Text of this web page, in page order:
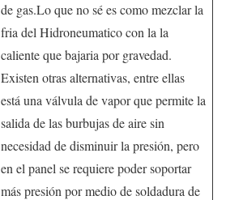
de gas.Lo que no sé es como mezclar la
fria del Hidroneumatico con la la
caliente que bajaria por gravedad.
Existen otras alternativas, entre ellas
está una válvula de vapor que permite la
salida de las burbujas de aire sin
necesidad de disminuir la presión, pero
en el panel se requiere poder soportar
más presión por medio de soldadura de